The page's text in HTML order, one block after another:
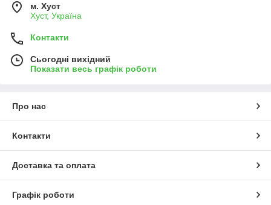
м. Хуст
Хуст, Україна
Контакти
Сьогодні вихідний
Показати весь графік роботи
Про нас
Контакти
Доставка та оплата
Графік роботи